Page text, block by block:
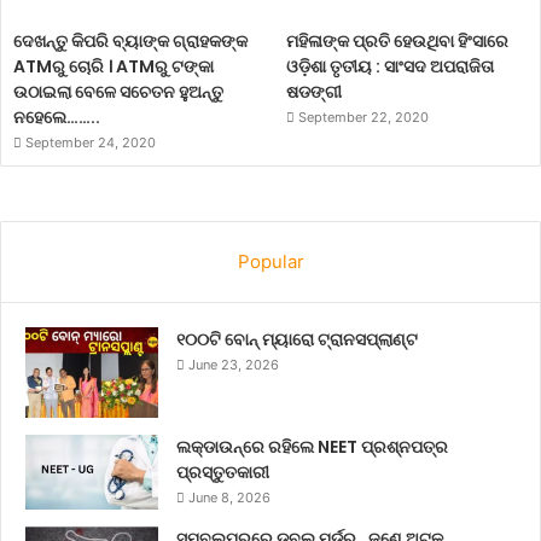
bihar Bihar Election
ଦେଖନ୍ତୁ କିପରି ବ୍ୟାଙ୍କ ଗ୍ରାହକଙ୍କ
ATMରୁ ଚୋରି । ATMରୁ ଟଙ୍କା
ଉଠାଇଲା ବେଳେ ସଚେତନ ହୁଅନ୍ତୁ
ନହେଲେ……..
September 24, 2020
ମହିଳାଙ୍କ ପ୍ରତି ହେଉଥିବା ହିଂସାରେ
ଓଡ଼ିଶା ତୃତୀୟ : ସାଂସଦ ଅପରାଜିତା
ଷଡଙ୍ଗୀ
September 22, 2020
Popular
୧୦୦ଟି ବୋନ୍ ମ୍ୟାରୋ ଟ୍ରାନସପ୍ଲାଣ୍ଟ
June 23, 2026
ଲକ୍‌ଡାଉନ୍‌ରେ ରହିଲେ NEET ପ୍ରଶ୍ନପତ୍ର
ପ୍ରସ୍ତୁତକାରୀ
June 8, 2026